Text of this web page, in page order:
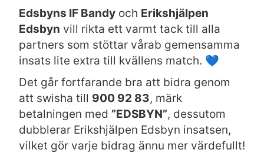
Edsbyns IF Bandy och Erikshjälpen
Edsbyn vill rikta ett varmt tack till alla
partners som stöttar vårab gemensamma
insats lite extra till kvällens match. 💙
Det går fortfarande bra att bidra genom
att swisha till 900 92 83, märk
betalningen med ”EDSBYN”, dessutom
dubblerar Erikshjälpen Edsbyn insatsen,
vilket gör varje bidrag ännu mer värdefullt!